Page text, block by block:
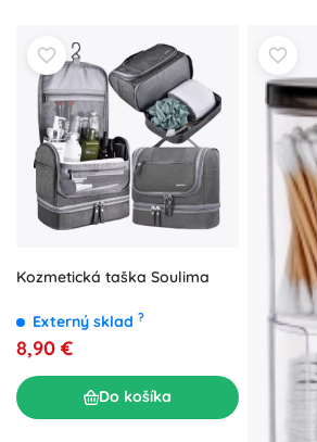
Kozmetická taška Soulima
Externý sklad ?
8,90 €
Do košíka